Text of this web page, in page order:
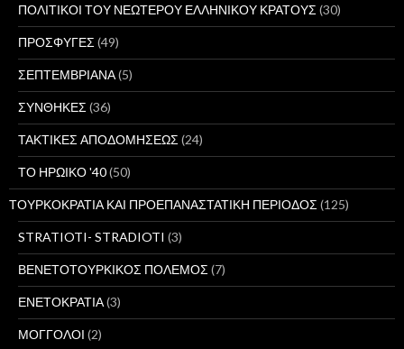
ΠΟΛΙΤΙΚΟΙ ΤΟΥ ΝΕΩΤΕΡΟΥ ΕΛΛΗΝΙΚΟΥ ΚΡΑΤΟΥΣ (30)
ΠΡΟΣΦΥΓΕΣ (49)
ΣΕΠΤΕΜΒΡΙΑΝΑ(5)
ΣΥΝΘΗΚΕΣ (36)
ΤΑΚΤΙΚΕΣ ΑΠΟΔΟΜΗΣΕΩΣ (24)
ΤΟ ΗΡΩΙΚΟ '40(50)
ΤΟΥΡΚΟΚΡΑΤΙΑ ΚΑΙ ΠΡΟΕΠΑΝΑΣΤΑΤΙΚΗ ΠΕΡΙΟΔΟΣ (125)
STRATIOTI- STRADIOTI (3)
ΒΕΝΕΤΟΤΟΥΡΚΙΚΟΣ ΠΟΛΕΜΟΣ (7)
ΕΝΕΤΟΚΡΑΤΙΑ(3)
ΜΟΓΓΟΛΟΙ (2)